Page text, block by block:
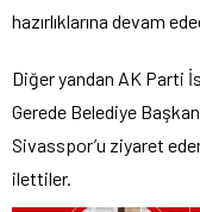
hazırlıklarına devam
Diğer yandan AK Parti
Gerede Belediye
Sivasspor’u ziyaret
ilettiler.